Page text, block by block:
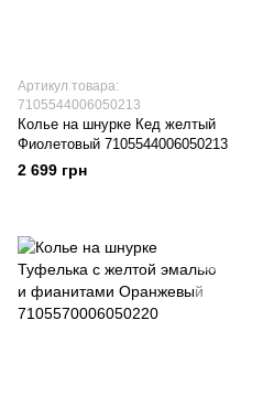
Артикул товара:
7105544006050213
Колье на шнурке Кед желтый
Фиолетовый 7105544006050213
2 699 грн